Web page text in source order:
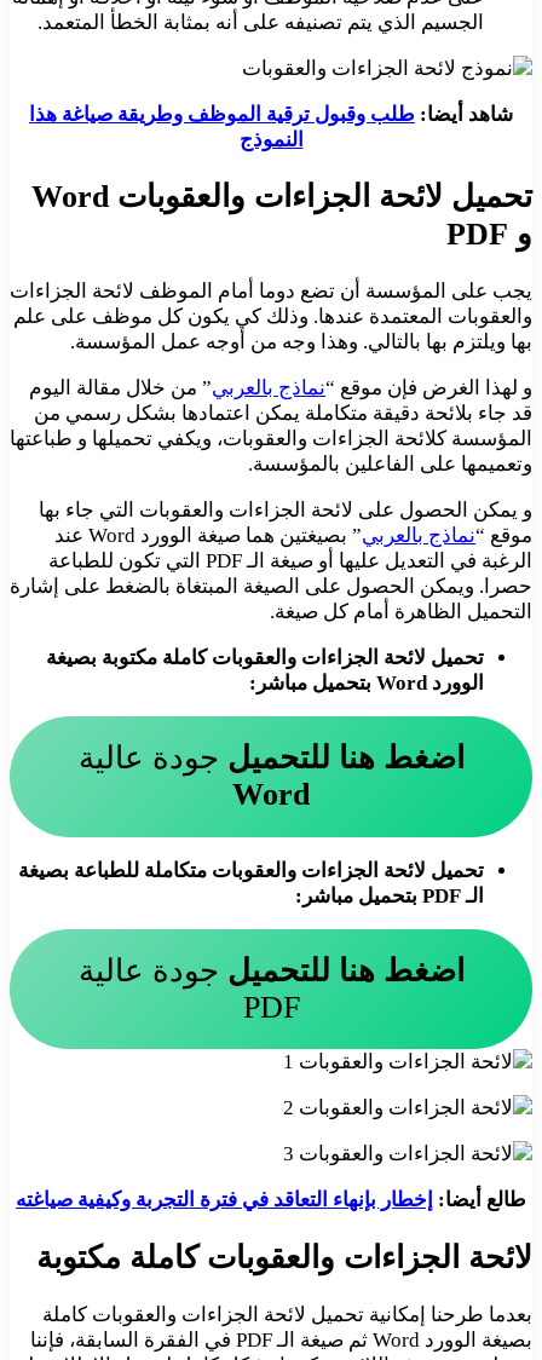
الجسيم الذي يتم تصنيفه على أنه بمثابة الخطأ المتعمد.
شاهد أيضا: طلب وقبول ترقية الموظف وطريقة صياغة هذا
النموذج
تحميل لائحة الجزاءات والعقوبات Word
و PDF
يجب على المؤسسة أن تضع دوما أمام الموظف لائحة الجزاءات
والعقوبات المعتمدة عندها. وذلك كي يكون كل موظف على علم
بها ويلتزم بها بالتالي. وهذا وجه من أوجه عمل المؤسسة.
و لهذا الغرض فإن موقع “نماذج بالعربي” من خلال مقالة اليوم
قد جاء بلائحة دقيقة متكاملة يمكن اعتمادها بشكل رسمي من
المؤسسة كلائحة الجزاءات والعقوبات، ويكفي تحميلها و طباعتها
وتعميمها على الفاعلين بالمؤسسة.
و يمكن الحصول على لائحة الجزاءات والعقوبات التي جاء بها
موقع “نماذج بالعربي
” بصيغتين هما صيغة الوورد Word عند
الرغبة في التعديل عليها أو صيغة الـ PDF التي تكون للطباعة
حصرا. ويمكن الحصول على الصيغة المبتغاة بالضغط على إشارة
التحميل الظاهرة أمام كل صيغة.
تحميل لائحة الجزاءات والعقوبات كاملة مكتوبة بصيغة
الوورد Word بتحميل مباشر:
اضغط هنا للتحميل جودة عالية
Word
تحميل لائحة الجزاءات والعقوبات متكاملة للطباعة بصيغة
الـ PDF بتحميل مباشر:
اضغط هنا للتحميل جودة عالية
PDF
طالع أيضا: إخطار بإنهاء التعاقد في فترة التجربة وكيفية صياغته
لائحة الجزاءات والعقوبات كاملة مكتوبة
بعدما طرحنا إمكانية تحميل لائحة الجزاءات والعقوبات كاملة
بصيغة الوورد Word ثم صيغة الـ PDF في الفقرة السابقة، فإننا